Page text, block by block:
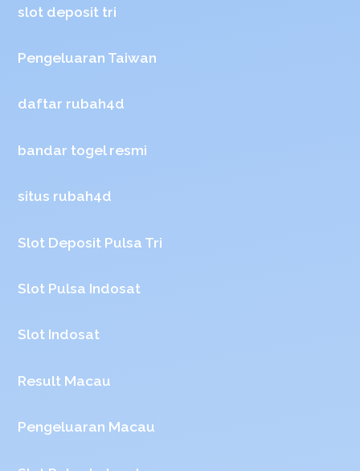
slot deposit tri
Pengeluaran Taiwan
daftar rubah4d
bandar togel resmi
situs rubah4d
Slot Deposit Pulsa Tri
Slot Pulsa Indosat
Slot Indosat
Result Macau
Pengeluaran Macau